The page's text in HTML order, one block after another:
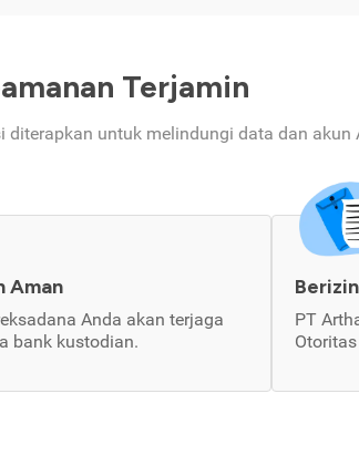
Terjamin
diterapkan untuk melindungi data dan akun
Aman
Anda akan terjaga
bank kustodian.
PT